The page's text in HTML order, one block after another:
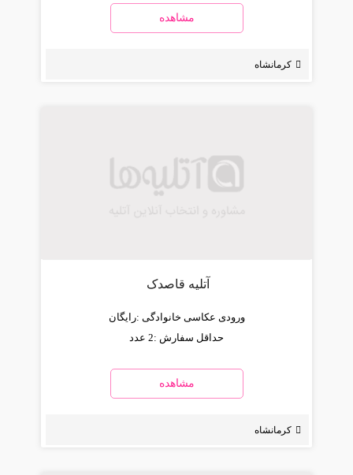
مشاهده
کرمانشاه
آتلیه قاصدک
ورودی عکاسی خانوادگی :رایگان
حداقل سفارش :2 عدد
مشاهده
کرمانشاه